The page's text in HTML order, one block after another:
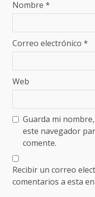
Nombre *
Correo electrónico *
Web
Guarda mi
este navegador
comente.
Recibir un correo
comentarios a esta